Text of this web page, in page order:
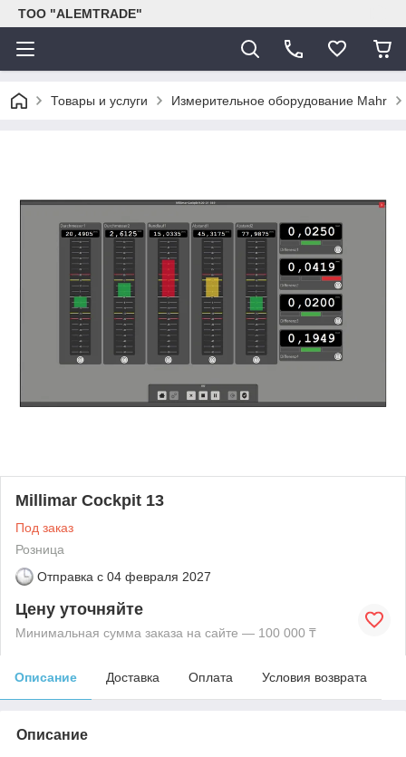
ТОО "ALEMTRADE"
Товары и услуги Измерительное оборудование Mahr
Millimar Cockpit 13
Под заказ
Розница
Отправка с 04 февраля 2027
Цену уточняйте
Минимальная сумма заказа на сайте — 100 000 ₸
Описание Доставка Оплата Условия возврата
Описание